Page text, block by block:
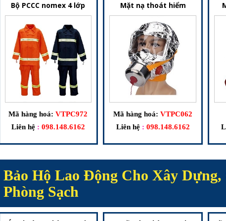
Bộ PCCC nomex 4 lớp
Mã hàng hoá: VTPC972
Liên hệ : 098.148.6162
Mặt nạ thoát hiểm
Mã hàng hoá: VTPC062
Liên hệ : 098.148.6162
Bảo Hộ Lao Động Cho Xây
Phòng Sạch